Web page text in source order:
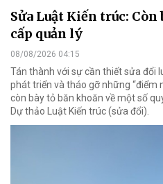
Sửa Luật Kiến trúc:
cấp quản lý
08/08/2026 04:15
Tán thành với sự cần thiết sửa đổi
phát triển và tháo gỡ những “điểm
còn bày tỏ băn khoăn về một số
Dự thảo Luật Kiến trúc (sửa đổi).